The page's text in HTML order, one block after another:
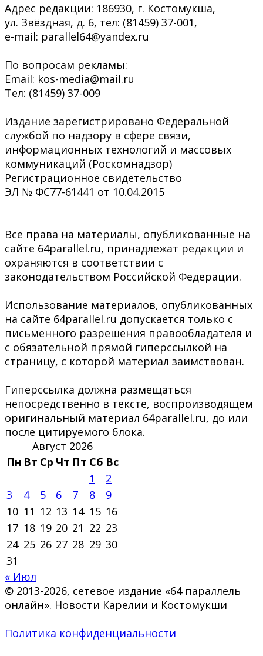
Адрес редакции: 186930, г. Костомукша,
ул. Звёздная, д. 6, тел: (81459) 37-001,
e-mail: parallel64@yandex.ru
По вопросам рекламы:
Email: kos-media@mail.ru
Тел: (81459) 37-009
Издание зарегистрировано Федеральной
службой по надзору в сфере связи,
информационных технологий и массовых
коммуникаций (Роскомнадзор)
Регистрационное свидетельство
ЭЛ № ФС77-61441 от 10.04.2015
Все права на материалы, опубликованные на
сайте 64parallel.ru, принадлежат редакции и
охраняются в соответствии с
законодательством Российской Федерации.
Использование материалов, опубликованных
на сайте 64parallel.ru допускается только с
письменного разрешения правообладателя и
с обязательной прямой гиперссылкой на
страницу, с которой материал заимствован.
Гиперссылка должна размещаться
непосредственно в тексте, воспроизводящем
оригинальный материал 64parallel.ru, до или
после цитируемого блока.
Август 2026
Пн Вт Ср Чт Пт Сб Вс
1
2
3
4 5 6 7 8
9
10 11 12 13 14 15 16
17 18 19 20 21 22 23
24 25 26 27 28 29 30
31
« Июл
© 2013-2026, сетевое издание «64 параллель
онлайн». Новости Карелии и Костомукши
Политика конфиденциальности